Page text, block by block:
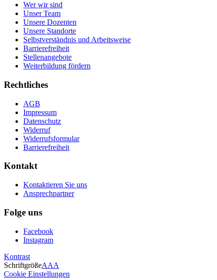
Wer wir sind
Unser Team
Unsere Dozenten
Unsere Standorte
Selbstverständnis und Arbeitsweise
Barrierefreiheit
Stellenangebote
Weiterbildung fördern
Rechtliches
AGB
Impressum
Datenschutz
Widerruf
Widerrufsformular
Barrierefreiheit
Kontakt
Kontaktieren Sie uns
Ansprechpartner
Folge uns
Facebook
Instagram
Kontrast
SchriftgrößeAAA
Cookie Einstellungen